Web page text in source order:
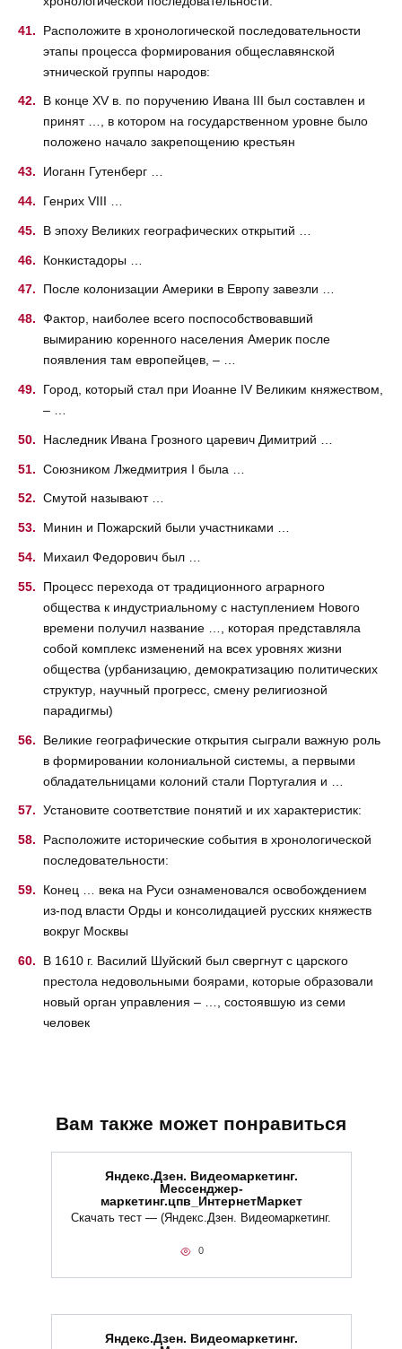
Расположите в хронологической последовательности
этапы процесса формирования общеславянской
этнической группы народов:
В конце XV в. по поручению Ивана III был составлен и
принят …, в котором на государственном уровне было
положено начало закрепощению крестьян
Иоганн Гутенберг …
Генрих VIII …
В эпоху Великих географических открытий …
Конкистадоры …
После колонизации Америки в Европу завезли …
Фактор, наиболее всего поспособствовавший
вымиранию коренного населения Америк после
появления там европейцев, – …
Город, который стал при Иоанне IV Великим княжеством,
– …
Наследник Ивана Грозного царевич Димитрий …
Союзником Лжедмитрия I была …
Смутой называют …
Минин и Пожарский были участниками …
Михаил Федорович был …
Процесс перехода от традиционного аграрного
общества к индустриальному с наступлением Нового
времени получил название …, которая представляла
собой комплекс изменений на всех уровнях жизни
общества (урбанизацию, демократизацию политических
структур, научный прогресс, смену религиозной
парадигмы)
Великие географические открытия сыграли важную роль
в формировании колониальной системы, а первыми
обладательницами колоний стали Португалия и …
Установите соответствие понятий и их характеристик:
Расположите исторические события в хронологической
последовательности:
Конец … века на Руси ознаменовался освобождением
из-под власти Орды и консолидацией русских княжеств
вокруг Москвы
В 1610 г. Василий Шуйский был свергнут с царского
престола недовольными боярами, которые образовали
новый орган управления – …, состоявшую из семи
человек
Вам также может понравиться
Яндекс.Дзен. Видеомаркетинг.
Мессенджер-
маркетинг.цпв_ИнтернетМаркет
Скачать тест — (Яндекс.Дзен. Видеомаркетинг.
0
Яндекс.Дзен. Видеомаркетинг.